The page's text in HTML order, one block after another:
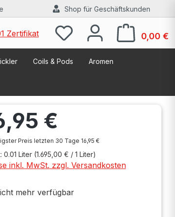
Shop für Geschäftskunden
0,00 €
Coils & Pods Aromen
€
Preis letzten 30 Tage 16,95 €
0.01 Liter (1.695,00 € / 1 Liter)
inkl. MwSt. zzgl. Versandkosten
mehr verfügbar